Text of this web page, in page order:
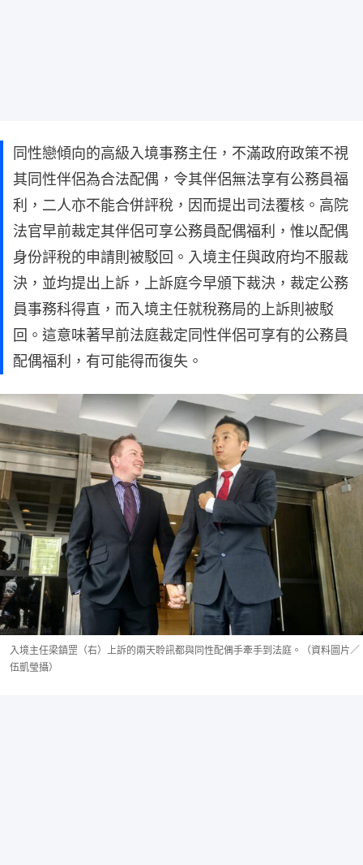
同性戀傾向的高級入境事務主任，不滿政府政策不視
其同性伴侶為合法配偶，令其伴侶無法享有公務員福
利，二人亦不能合併評稅，因而提出司法覆核。高院
法官早前裁定其伴侶可享公務員配偶福利，惟以配偶
身份評稅的申請則被駁回。入境主任與政府均不服裁
決，並均提出上訴，上訴庭今早頒下裁決，裁定公務
員事務科得直，而入境主任就稅務局的上訴則被駁
回。這意味著早前法庭裁定同性伴侶可享有的公務員
配偶福利，有可能得而復失。
入境主任梁鎮罡（右）上訴的兩天聆訊都與同性配偶手牽手到法庭。（資料圖片／
伍凱瑩攝）